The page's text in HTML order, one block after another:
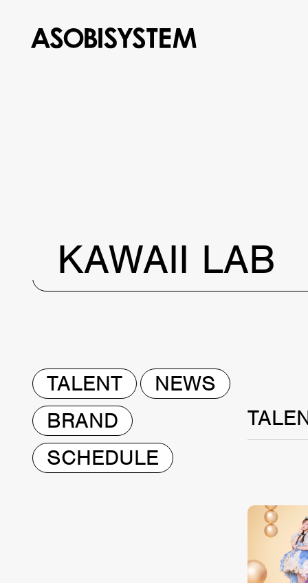
KAWAII LAB
TALENT
NEWS
BRAND
SCHEDULE